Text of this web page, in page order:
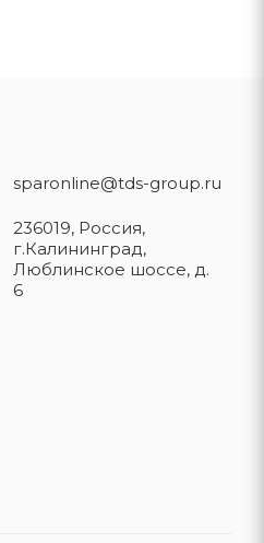
sparonline@tds-group.ru
236019, Россия,
г.Калининград,
Люблинское шоссе, д.
6